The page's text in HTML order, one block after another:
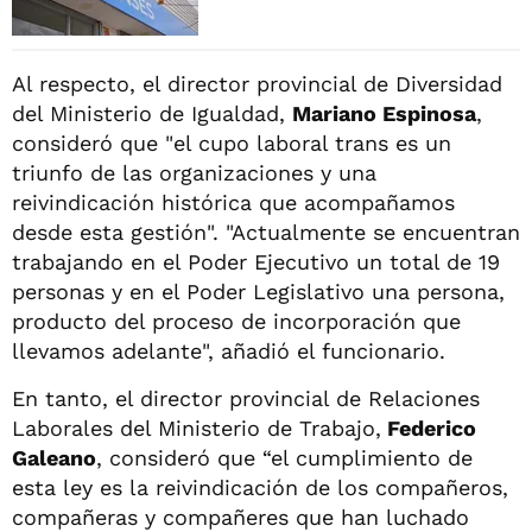
Al respecto, el director provincial de Diversidad
del Ministerio de Igualdad, Mariano Espinosa,
consideró que "el cupo laboral trans es un
triunfo de las organizaciones y una
reivindicación histórica que acompañamos
desde esta gestión". "Actualmente se encuentran
trabajando en el Poder Ejecutivo un total de 19
personas y en el Poder Legislativo una persona,
producto del proceso de incorporación que
llevamos adelante", añadió el funcionario.
En tanto, el director provincial de Relaciones
Laborales del Ministerio de Trabajo, Federico
Galeano, consideró que “el cumplimiento de
esta ley es la reivindicación de los compañeros,
compañeras y compañeres que han luchado